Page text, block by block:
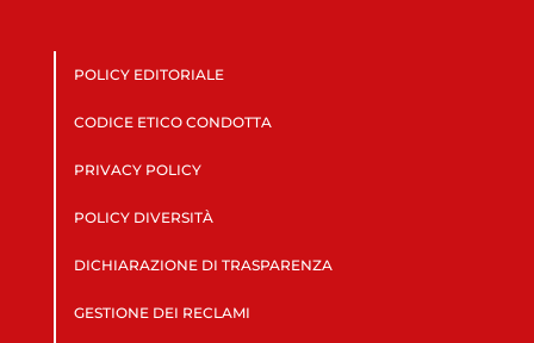
POLICY EDITORIALE
CODICE ETICO CONDOTTA
PRIVACY POLICY
POLICY DIVERSITÀ
DICHIARAZIONE DI TRASPARENZA
GESTIONE DEI RECLAMI